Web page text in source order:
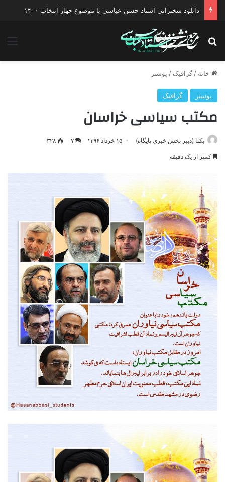
دانلود سخنرانی استاد حسن عباسی با موضوع چهار انتخاب ۱۴۰۰
جستجو برای
خانه / گرافیک / پوستر
پوستر گرافیک
مکتب سیاسی خراسان
یکتا (دبیر بخش خبری پایگاه) ۱۵ خرداد ۱۳۹۶ ۷ ۳۲۸
کمتر از یک دقیقه